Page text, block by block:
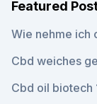
Featured
Wie nehme ich
Cbd weiches
Cbd oil biotech